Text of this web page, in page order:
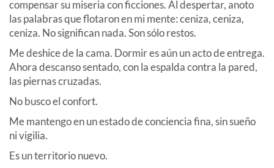
compensar su miseria con ficciones. Al despertar, anoto
las palabras que flotaron en mi mente: ceniza, ceniza,
ceniza. No significan nada. Son sólo restos.
Me deshice de la cama. Dormir es aún un acto de entrega.
Ahora descanso sentado, con la espalda contra la pared,
las piernas cruzadas.
No busco el confort.
Me mantengo en un estado de conciencia fina, sin sueño
ni vigilia.
Es un territorio nuevo.